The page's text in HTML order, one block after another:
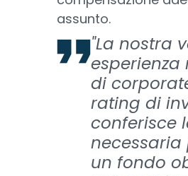
assunto.
"La nostra
esperienza
di
rating di
conferisce
un fondo